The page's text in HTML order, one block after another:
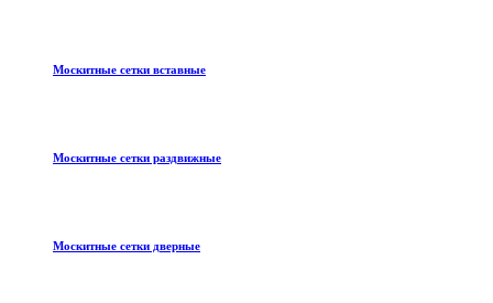
Москитные сетки вставные
Москитные сетки раздвижные
Москитные сетки дверные